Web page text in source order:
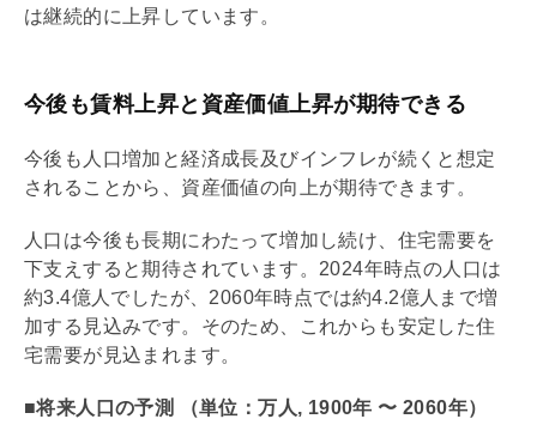
は継続的に上昇しています。
今後も賃料上昇と資産価値上昇が期待できる
今後も人口増加と経済成長及びインフレが続くと想定
されることから、資産価値の向上が期待できます。
人口は今後も長期にわたって増加し続け、住宅需要を
下支えすると期待されています。2024年時点の人口は
約3.4億人でしたが、2060年時点では約4.2億人まで増
加する見込みです。そのため、これからも安定した住
宅需要が見込まれます。
■将来人口の予測 （単位：万人, 1900年 〜 2060年）